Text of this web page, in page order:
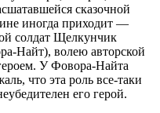
сказочной
иногда приходит —
солдат Щелкунчик
Найт), волею авторской
У Фовора-Найта
что эта роль все-таки
его герой.